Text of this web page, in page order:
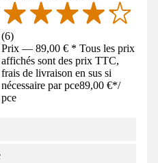
(6)
Prix — 89,00 € * Tous les prix
affichés sont des prix TTC,
frais de livraison en sus si
nécessaire par pce89,00 €*/
pce